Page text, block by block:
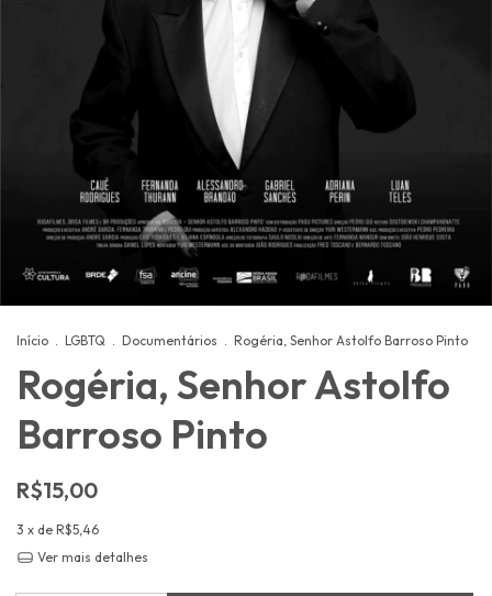
Início LGBTQ Documentários Rogéria, Senhor Astolfo Barroso Pinto
Rogéria, Senhor Astolfo
Barroso Pinto
R$15,00
3 x de R$5,46
Ver mais detalhes